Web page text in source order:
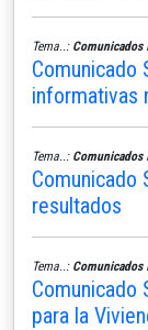
Tema..: Comunicados
Comunicado
informativas
Tema..: Comunicados
Comunicado
resultados
Tema..: Comunicados
Comunicado
para la